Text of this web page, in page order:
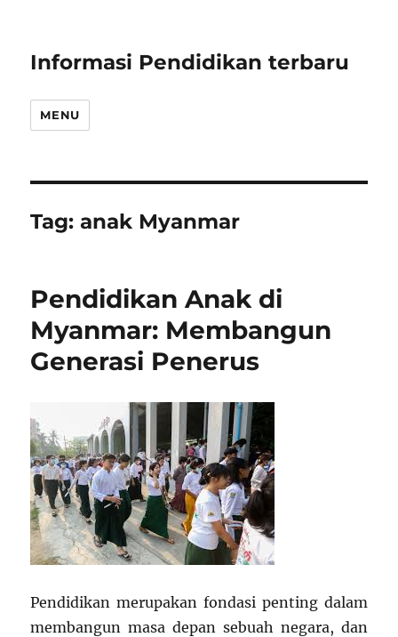
Informasi Pendidikan terbaru
MENU
Tag:anak Myanmar
Pendidikan Anak di
Myanmar: Membangun
Generasi Penerus
Pendidikan merupakan fondasi penting dalam
membangun masa depan sebuah negara, dan